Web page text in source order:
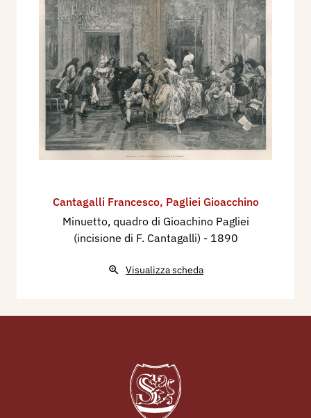
Cantagalli Francesco, Pagliei Gioacchino
Minuetto, quadro di Gioachino Pagliei
(incisione di F. Cantagalli) - 1890
Visualizza scheda